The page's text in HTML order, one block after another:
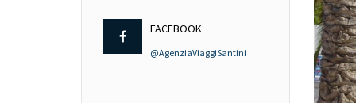
FACEBOOK
@AgenziaViaggiSantini